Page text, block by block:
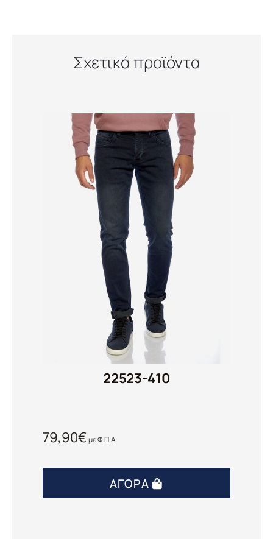
Σχετικά προϊόντα
22523-410
79,90€με Φ.Π.Α
ΑΓΟΡΆ